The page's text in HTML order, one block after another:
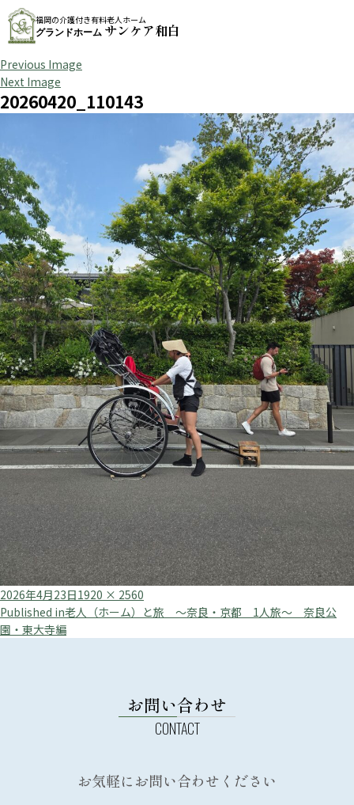
福岡の介護付き有料老人ホーム
グランドホーム サンケア和白
Previous Image
Next Image
20260420_110143
Posted
on
2026年4月23日Full
size
1920 × 2560
投
稿
Published in老人（ホーム）と旅 ～奈良・京都 1人旅～ 奈良公
園・東大寺編
お問い合わせ
お気軽にお問い合わせください